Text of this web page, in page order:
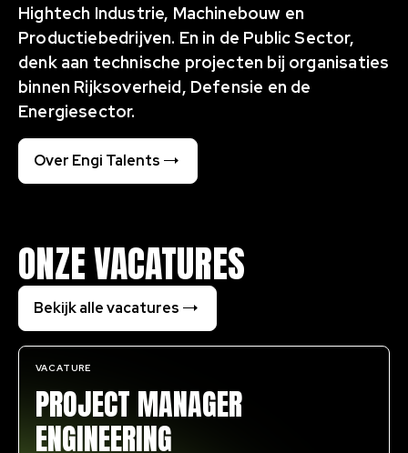
Hightech Industrie, Machinebouw en
Productiebedrijven. En in de Public Sector,
denk aan technische projecten bij organisaties
binnen Rijksoverheid, Defensie en de
Energiesector.
Over Engi Talents
ONZE VACATURES
Bekijk alle vacatures
PROJECT MANAGER
ENGINEERING
VACATURE